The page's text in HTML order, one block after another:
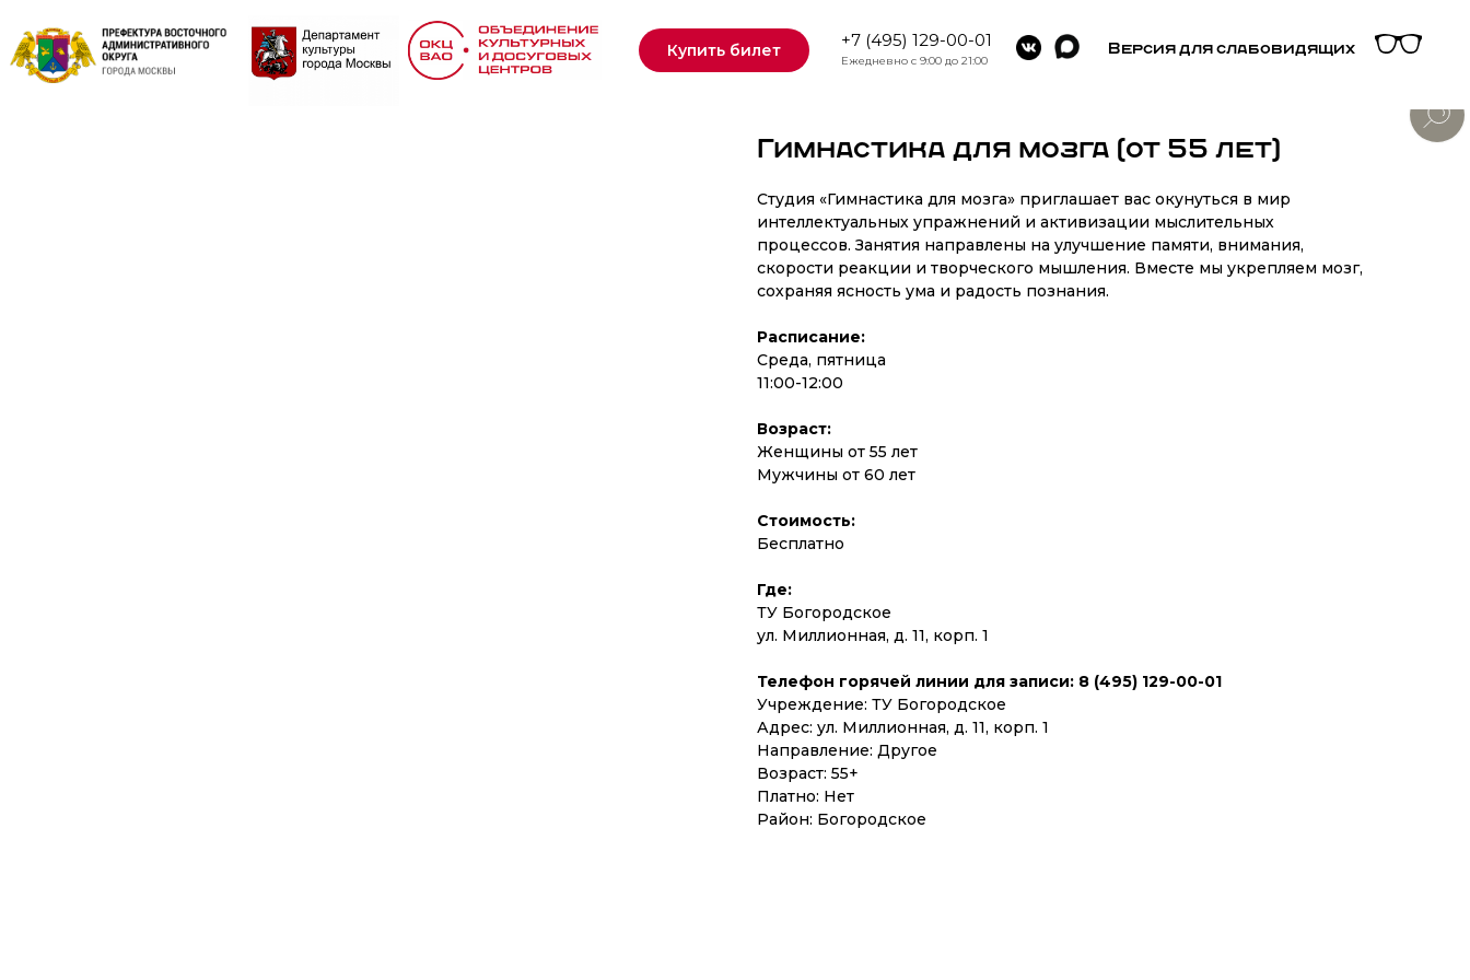
Версия для слабовидящих
Купить билет +7 (495) 129-00-01
Ежедневно с 9:00 до 21:00
Гимнастика для мозга (от 55 лет)
Студия «Гимнастика для мозга» приглашает вас окунуться в мир
интеллектуальных упражнений и активизации мыслительных
процессов. Занятия направлены на улучшение памяти, внимания,
скорости реакции и творческого мышления. Вместе мы укрепляем мозг,
сохраняя ясность ума и радость познания.
Расписание:
Среда, пятница
11:00-12:00
Возраст:
Женщины от 55 лет
Мужчины от 60 лет
Стоимость:
Бесплатно
Где:
ТУ Богородское
ул. Миллионная, д. 11, корп. 1
Телефон горячей линии для записи: 8 (495) 129-00-01
Учреждение: ТУ Богородское
Адрес: ул. Миллионная, д. 11, корп. 1
Направление: Другое
Возраст: 55+
Платно: Нет
Район: Богородское